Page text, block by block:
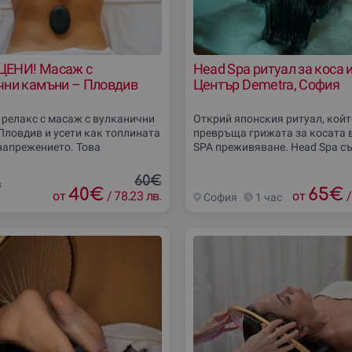
Масаж с
камъни – Пловдив
с масаж с вулканични
и усети как топлината
Това
грижа за тялото и сетивата.
60€
от40€ /78.23 лв.
Head Spa ритуал за коса
Център Demetra, София
Открий японския ритуал,
превръща грижата за косата
SPA преживяване. Head Spa
София 1 час от 65€ /